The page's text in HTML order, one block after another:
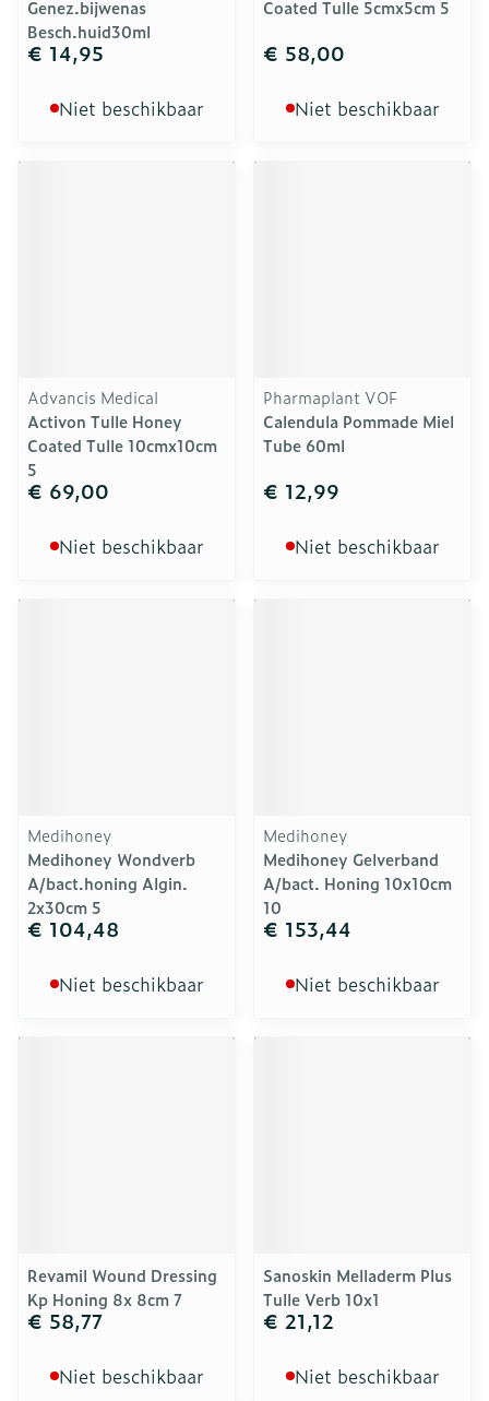
Genez.bijwenas
Besch.huid30ml
€ 14,95
Niet beschikbaar
Coated Tulle 5cmx5cm 5
€ 58,00
Niet beschikbaar
Advancis Medical
Activon Tulle Honey
Coated Tulle 10cmx10cm
5
€ 69,00
Niet beschikbaar
Pharmaplant VOF
Calendula Pommade Miel
Tube 60ml
€ 12,99
Niet beschikbaar
Medihoney
Medihoney Wondverb
A/bact.honing Algin.
2x30cm 5
€ 104,48
Niet beschikbaar
Medihoney
Medihoney Gelverband
A/bact. Honing 10x10cm
10
€ 153,44
Niet beschikbaar
Revamil Wound Dressing
Kp Honing 8x 8cm 7
€ 58,77
Niet beschikbaar
Sanoskin Melladerm Plus
Tulle Verb 10x1
€ 21,12
Niet beschikbaar